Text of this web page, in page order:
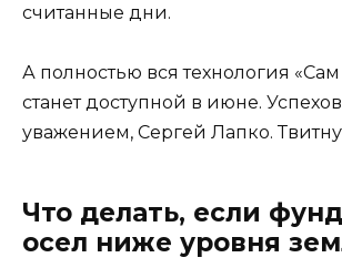
считанные дни.
А полностью вся технология
станет доступной в июне.
уважением, Сергей Лапко.
Что делать, если
осел ниже уровня